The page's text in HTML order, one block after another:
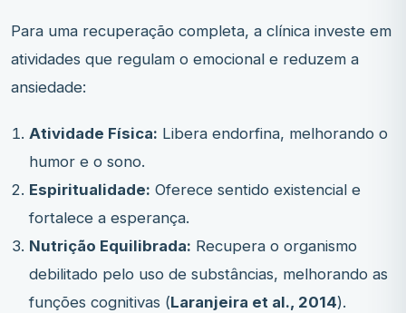
Para uma recuperação completa, a clínica investe em
atividades que regulam o emocional e reduzem a
ansiedade:
Atividade Física: Libera endorfina, melhorando o
humor e o sono.
Espiritualidade: Oferece sentido existencial e
fortalece a esperança.
Nutrição Equilibrada: Recupera o organismo
debilitado pelo uso de substâncias, melhorando as
funções cognitivas (Laranjeira et al., 2014).